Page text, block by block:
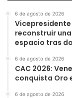
6 de agosto de 2026
Vicepresidente
reconstruir
espacio tras
6 de agosto de 2026
CAC 2026:
conquista Oro
6 de agosto de 2026